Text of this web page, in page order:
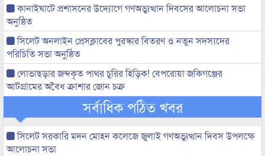
কানাইঘাটে প্রশাসনের উদ্যোগে গণঅভ্যুত্থান দিবসের আলোচনা সভা
অনুষ্ঠিত
সিলেট অনলাইন প্রেসক্লাবের পুরস্কার বিতরণ ও নতুন সদস্যদের
পরিচিতি সভা অনুষ্ঠিত
লোভাছড়ার জব্দকৃত পাথর চুরির হিড়িক! বেপরোয়া জকিগঞ্জের
আটগ্রামের অবৈধ ক্রাশার জোন চক্র
সর্বাধিক পঠিত খবর
সিলেট সরকারি মদন মোহন কলেজে জুলাই গণঅভ্যুত্থান দিবস উপলক্ষে
আলোচনা সভা